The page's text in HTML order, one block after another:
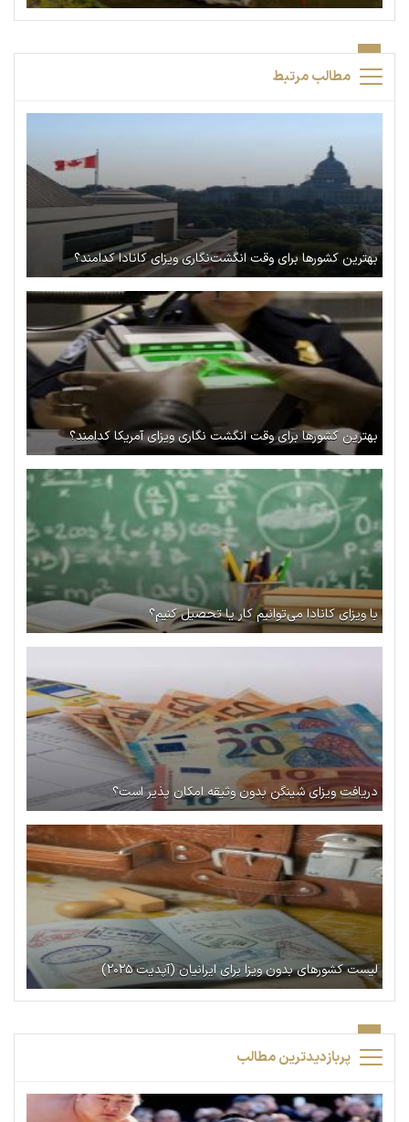
مطالب مرتبط
بهترین کشورها برای وقت انگشت‌نگاری ویزای کانادا کدامند؟
بهترین کشورها برای وقت انگشت نگاری ویزای آمریکا کدامند؟
با ویزای کانادا می‌توانیم کار یا تحصیل کنیم؟
دریافت ویزای شینگن بدون وثیقه امکان پذیر است؟
لیست کشورهای بدون ویزا برای ایرانیان (آپدیت ۲۰۲۵)
پربازدیدترین مطالب